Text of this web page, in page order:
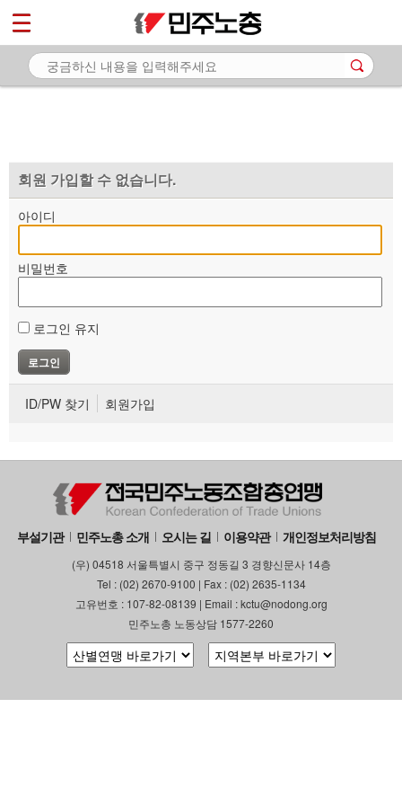
회원 가입할 수 없습니다.
아이디
비밀번호
로그인 유지
ID/PW 찾기 회원가입
부설기관 민주노총 소개 오시는 길 이용약관 개인정보처리방침
(우) 04518 서울특별시 중구 정동길 3 경향신문사 14층
Tel : (02) 2670-9100 | Fax : (02) 2635-1134
고유번호 : 107-82-08139 | Email : kctu@nodong.org
민주노총 노동상담 1577-2260
마이페이지
소개
자료
부설기관